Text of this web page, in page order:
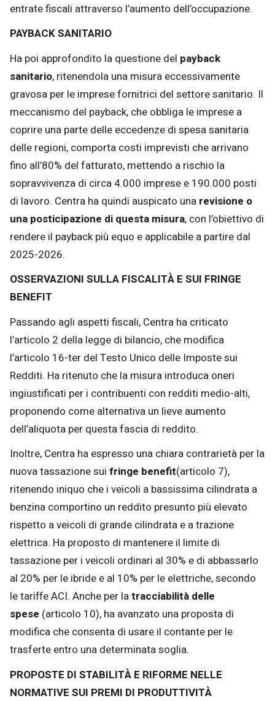
entrate fiscali attraverso l’aumento dell’occupazione.
PAYBACK SANITARIO
Ha poi approfondito la questione del payback
sanitario, ritenendola una misura eccessivamente
gravosa per le imprese fornitrici del settore sanitario. Il
meccanismo del payback, che obbliga le imprese a
coprire una parte delle eccedenze di spesa sanitaria
delle regioni, comporta costi imprevisti che arrivano
fino all’80% del fatturato, mettendo a rischio la
sopravvivenza di circa 4.000 imprese e 190.000 posti
di lavoro. Centra ha quindi auspicato una revisione o
una posticipazione di questa misura, con l’obiettivo di
rendere il payback più equo e applicabile a partire dal
2025-2026.
OSSERVAZIONI SULLA FISCALITÀ E SUI FRINGE
BENEFIT
Passando agli aspetti fiscali, Centra ha criticato
l’articolo 2 della legge di bilancio, che modifica
l’articolo 16-ter del Testo Unico delle Imposte sui
Redditi. Ha ritenuto che la misura introduca oneri
ingiustificati per i contribuenti con redditi medio-alti,
proponendo come alternativa un lieve aumento
dell’aliquota per questa fascia di reddito.
Inoltre, Centra ha espresso una chiara contrarietà per la
nuova tassazione sui fringe benefit(articolo 7),
ritenendo iniquo che i veicoli a bassissima cilindrata a
benzina comportino un reddito presunto più elevato
rispetto a veicoli di grande cilindrata e a trazione
elettrica. Ha proposto di mantenere il limite di
tassazione per i veicoli ordinari al 30% e di abbassarlo
al 20% per le ibride e al 10% per le elettriche, secondo
le tariffe ACI. Anche per latracciabilità delle
spese (articolo 10), ha avanzato una proposta di
modifica che consenta di usare il contante per le
trasferte entro una determinata soglia.
PROPOSTE DI STABILITÀ E RIFORME NELLE
NORMATIVE SUI PREMI DI PRODUTTIVITÀ